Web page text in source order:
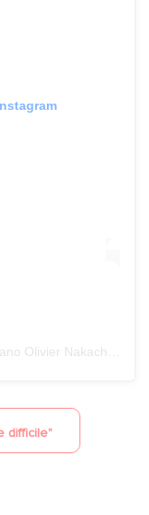
Une publication partagée par Eric Toledano Olivier Nakache (@toledanonakache)
difficile"